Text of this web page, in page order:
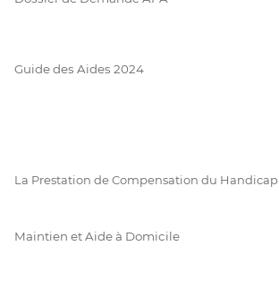
Guide des Aides 2024
La Prestation de Compensation du Handicap
Maintien et Aide à Domicile